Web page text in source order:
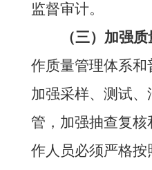
监督审计。
（三）加强质
作质量管理体系和
加强采样、测试
管，加强抽查复
作人员必须严格